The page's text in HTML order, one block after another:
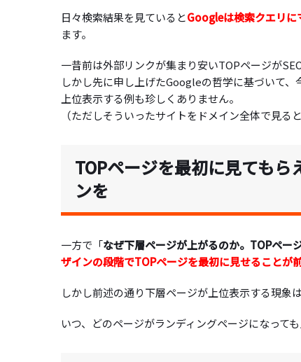
日々検索結果を見ているとGoogleは検索クエリに
ます。
一昔前は外部リンクが集まり安いTOPページが
しかし先に申し上げたGoogleの哲学に基づいて
上位表示する例も珍しくありません。
（ただしそういったサイトをドメイン全体で見る
TOPページを最初に見ても
ンを
一方で「なぜ下層ページが上がるのか。TOPペー
ザインの段階でTOPページを最初に見せることが
しかし前述の通り下層ページが上位表示する現象
いつ、どのページがランディングページになって